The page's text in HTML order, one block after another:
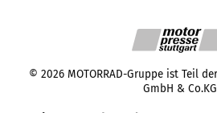
© 2026 MOTORRAD-Gruppe ist Teil
GmbH & Co.KG